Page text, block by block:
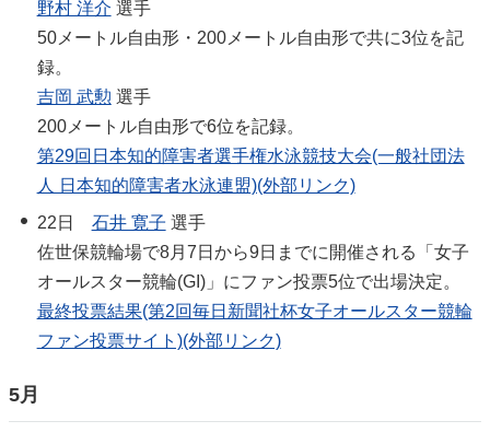
野村 洋介 選手
50メートル自由形・200メートル自由形で共に3位を記
録。
吉岡 武勲 選手
200メートル自由形で6位を記録。
第29回日本知的障害者選手権水泳競技大会(一般社団法
人 日本知的障害者水泳連盟)(外部リンク)
22日 石井 寛子 選手
佐世保競輪場で8月7日から9日までに開催される「女子
オールスター競輪(GI)」にファン投票5位で出場決定。
最終投票結果(第2回毎日新聞社杯女子オールスター競輪
ファン投票サイト)(外部リンク)
5月